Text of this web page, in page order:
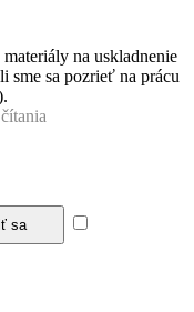
na uskladnenie
sme sa pozrieť na prácu
čítania